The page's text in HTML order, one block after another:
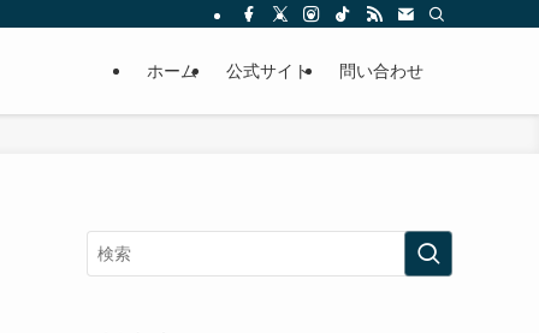
ホーム 公式サイト 問い合わせ